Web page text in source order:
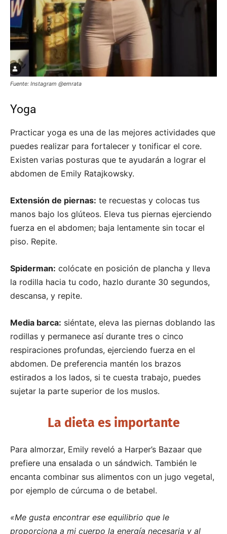
Fuente: Instagram @emrata
Yoga
Practicar yoga es una de las mejores actividades que
puedes realizar para fortalecer y tonificar el core.
Existen varias posturas que te ayudarán a lograr el
abdomen de Emily Ratajkowsky.
Extensión de piernas: te recuestas y colocas tus
manos bajo los glúteos. Eleva tus piernas ejerciendo
fuerza en el abdomen; baja lentamente sin tocar el
piso. Repite.
Spiderman: colócate en posición de plancha y lleva
la rodilla hacia tu codo, hazlo durante 30 segundos,
descansa, y repite.
Media barca: siéntate, eleva las piernas doblando las
rodillas y permanece así durante tres o cinco
respiraciones profundas, ejerciendo fuerza en el
abdomen. De preferencia mantén los brazos
estirados a los lados, si te cuesta trabajo, puedes
sujetar la parte superior de los muslos.
La dieta es importante
Para almorzar, Emily reveló a Harper’s Bazaar que
prefiere una ensalada o un sándwich. También le
encanta combinar sus alimentos con un jugo vegetal,
por ejemplo de cúrcuma o de betabel.
«Me gusta encontrar ese equilibrio que le
proporciona a mi cuerpo la energía necesaria y al